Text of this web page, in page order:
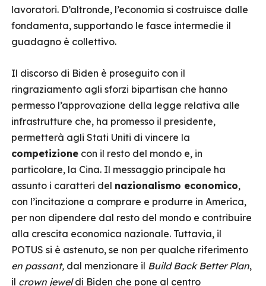
lavoratori. D’altronde, l’economia si costruisce dalle
fondamenta, supportando le fasce intermedie il
guadagno è collettivo.
Il discorso di Biden è proseguito con il
ringraziamento agli sforzi bipartisan che hanno
permesso l’approvazione della legge relativa alle
infrastrutture che, ha promesso il presidente,
permetterà agli Stati Uniti di vincere la
competizione con il resto del mondo e, in
particolare, la Cina. Il messaggio principale ha
assunto i caratteri del nazionalismo economico,
con l’incitazione a comprare e produrre in America,
per non dipendere dal resto del mondo e contribuire
alla crescita economica nazionale. Tuttavia, il
POTUS si è astenuto, se non per qualche riferimento
en passant, dal menzionare il Build Back Better Plan,
il crown jeweldi Biden che pone al centro